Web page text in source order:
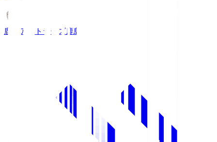
鹿島アントラーズ鹿島